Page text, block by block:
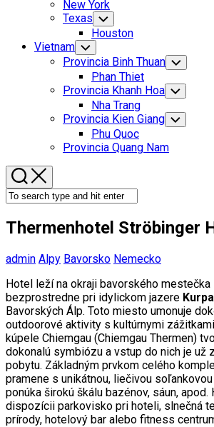
New York
Texas Toggle
Child
Menu
Houston
Vietnam Toggle
Child
Menu
Provincia Binh Thuan Toggle
Child
Menu
Phan Thiet
Provincia Khanh Hoa Toggle
Child
Menu
Nha Trang
Provincia Kien Giang Toggle
Child
Phu Quoc
Provincia Quang Nam
Thermenhotel Ströbinger
admin Alpy Bavorsko Nemecko
Hotel leží na okraji bavorského mestečka
bezprostredne pri idylickom jazere
Bavorských Álp. Toto miesto umonuje
outdoorové aktivity s kultúrnymi
kúpele Chiemgau (Chiemgau Thermen)
dokonalú symbiózu a vstup do nich je už
pobytu. Základným prvkom celého
pramene s unikátnou, liečivou
ponúka širokú škálu bazénov, sáun,
dispozícii parkovisko pri hoteli, slnečná
prírody, hotelový bar alebo fitness